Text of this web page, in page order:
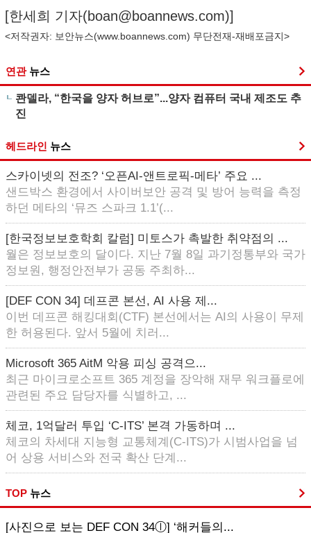
[한세희 기자(boan@boannews.com)]
<저작권자: 보안뉴스(www.boannews.com) 무단전재-재배포금지>
연관 뉴스
콴델라, “한국을 양자 허브로”...양자 컴퓨터 국내 제조도 추
진
헤드라인 뉴스
스카이넷의 전조? ‘오픈AI-앤트로픽-메타’ 주요 ...
샌드박스 환경에서 사이버보안 공격 및 방어 능력을 측정
하던 메타의 ‘뮤즈 스파크 1.1’(...
[한국정보보호학회 칼럼] 미토스가 촉발한 취약점의 ...
월은 정보보호의 달이다. 지난 7월 8일 과기정통부와 국가
정보원, 행정안전부가 공동 주최하...
[DEF CON 34] 데프콘 본선, AI 사용 제...
이번 데프콘 해킹대회(CTF) 본선에서는 AI의 사용이 무제
한 허용된다. 앞서 5월에 치러...
Microsoft 365 AitM 악용 피싱 공격으...
최근 마이크로소프트 365 계정을 장악해 재무 워크플로에
관련된 주요 담당자를 식별하고, ...
체코, 1억달러 투입 ‘C-ITS’ 본격 가동하며 ...
체코의 차세대 지능형 교통체계(C-ITS)가 시범사업을 넘
어 상용 서비스와 전국 확산 단계...
TOP 뉴스
[사진으로 보는 DEF CON 34ⓛ] ‘해커들의...